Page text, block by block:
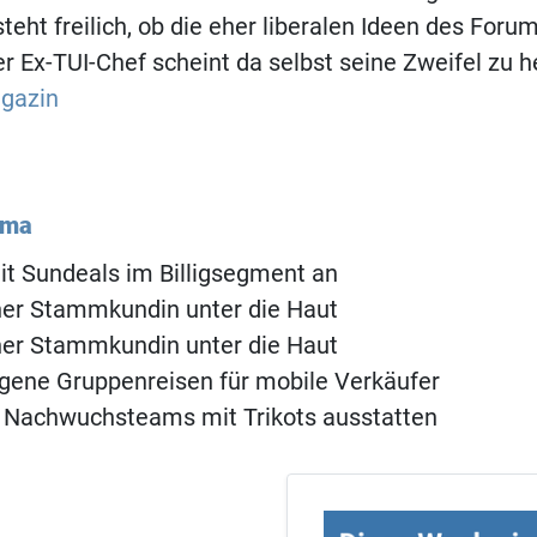
freilich, ob die eher liberalen Ideen des
Ex-TUI-Chef scheint da selbst seine Zweifel zu
Sundeals im Billigsegment an
Stammkundin unter die Haut
Stammkundin unter die Haut
Gruppenreisen für mobile Verkäufer
mit Trikots ausstatten